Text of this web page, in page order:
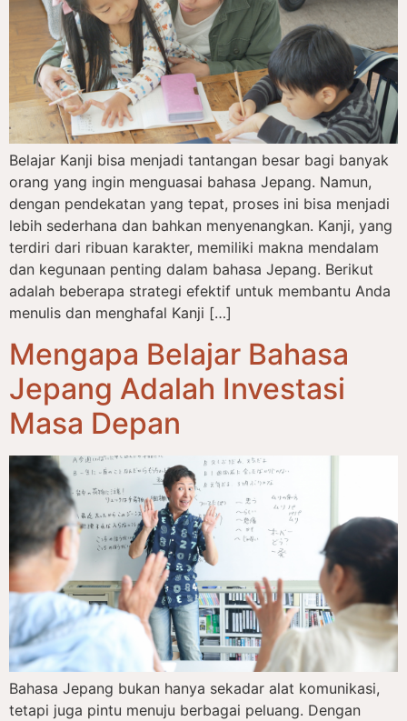
Belajar Kanji bisa menjadi tantangan besar bagi banyak
orang yang ingin menguasai bahasa Jepang. Namun,
dengan pendekatan yang tepat, proses ini bisa menjadi
lebih sederhana dan bahkan menyenangkan. Kanji, yang
terdiri dari ribuan karakter, memiliki makna mendalam
dan kegunaan penting dalam bahasa Jepang. Berikut
adalah beberapa strategi efektif untuk membantu Anda
menulis dan menghafal Kanji […]
Mengapa Belajar Bahasa
Jepang Adalah Investasi
Masa Depan
Bahasa Jepang bukan hanya sekadar alat komunikasi,
tetapi juga pintu menuju berbagai peluang. Dengan